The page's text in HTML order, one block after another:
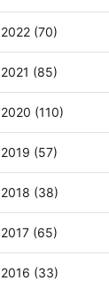
(70)
(85)
(110)
(57)
2018 (38)
(65)
2016 (33)